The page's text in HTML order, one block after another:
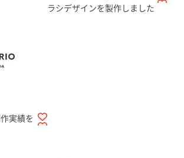
ラシデザインを製作しました
実績を